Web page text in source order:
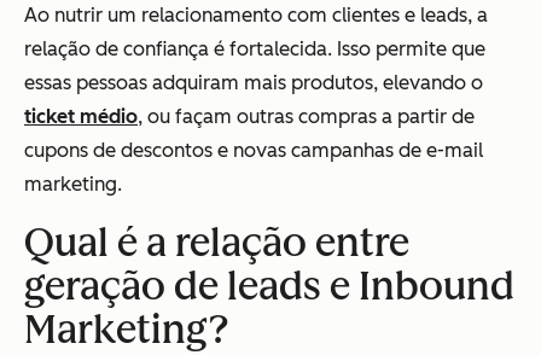
Ao nutrir um relacionamento com clientes e leads, a
relação de confiança é fortalecida. Isso permite que
essas pessoas adquiram mais produtos, elevando o
ticket médio, ou façam outras compras a partir de
cupons de descontos e novas campanhas de e-mail
marketing.
Qual é a relação entre
geração de leads e Inbound
Marketing?